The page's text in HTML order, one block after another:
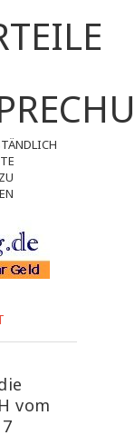
vom